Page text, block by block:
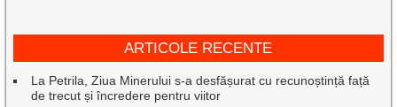
ARTICOLE RECENTE
La Petrila, Ziua Minerului s-a desfășurat cu recunoștință față
de trecut și încredere pentru viitor